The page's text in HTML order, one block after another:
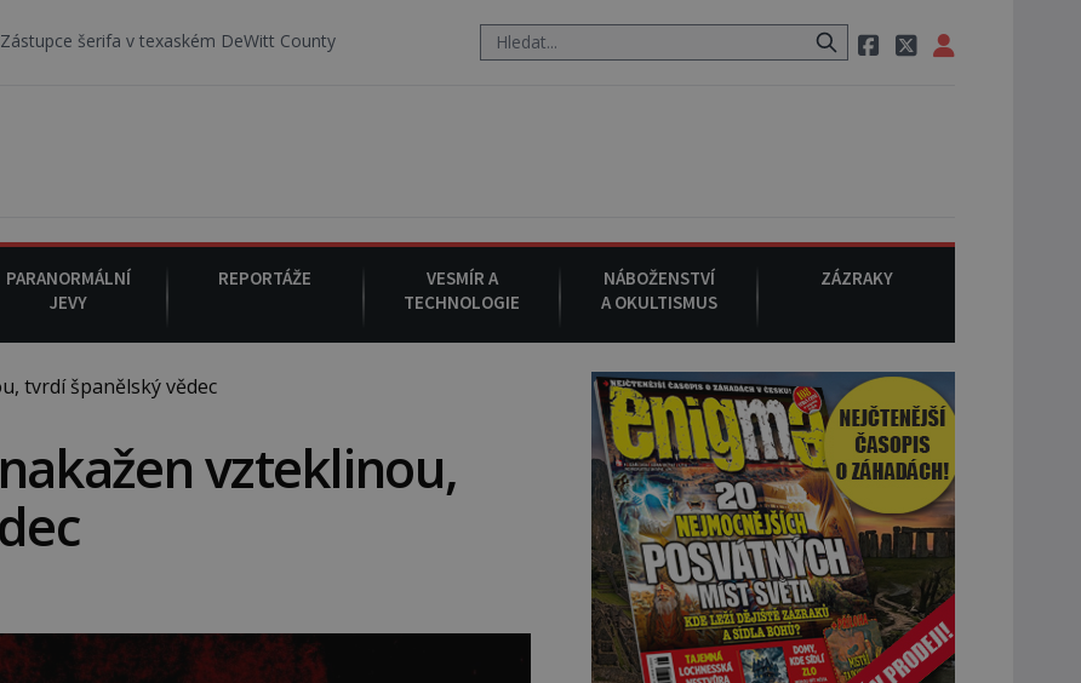
texaském DeWitt County pořizuje video, na kterém před jeho vozem po cestě utíká zvláštní psovitá šelma, údajně bájná čupakabra.
PARANORMÁLNÍ
JEVY
REPORTÁŽE
VESMÍR A
TECHNOLOGIE
NÁBOŽENSTVÍ
A OKULTISMUS
ZÁZRAKY
tvrdí španělský vědec
vzteklinou,